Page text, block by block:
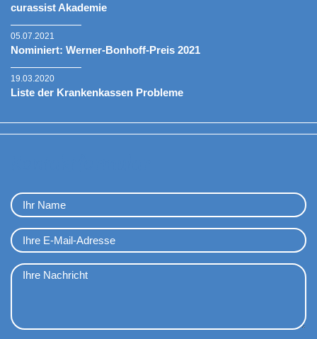
curassist Akademie
05.07.2021
Nominiert: Werner-Bonhoff-Preis 2021
19.03.2020
Liste der Krankenkassen Probleme